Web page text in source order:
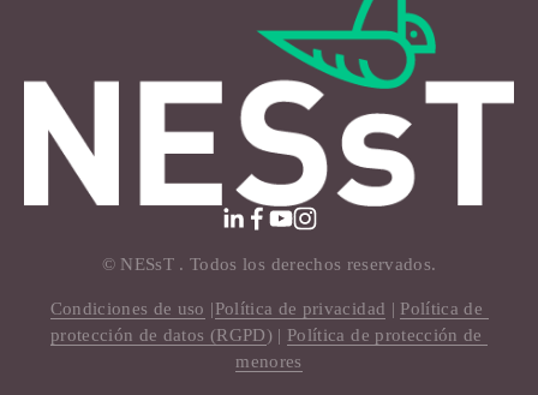
© NESsT . Todos los derechos reservados.
Condiciones de uso |Política de privacidad | Política de
protección de datos (RGPD) | Política de protección de
menores